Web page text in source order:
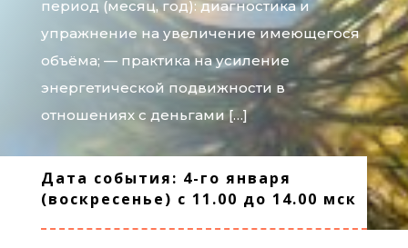
период (месяц, год): диагностика и
упражнение на увеличение имеющегося
объёма; — практика на усиление
энергетической подвижности в
отношениях с деньгами […]
Дата события: 4-го января
(воскресенье) с 11.00 до 14.00 мск